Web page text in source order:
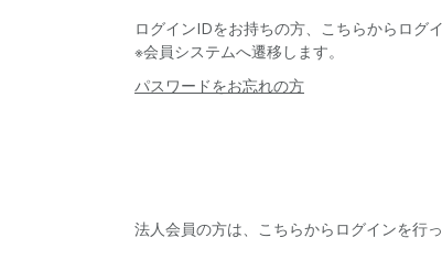
ログインIDをお持ちの方、こちらからログ
※会員システムへ遷移します。
パスワードをお忘れの方
法人会員の方は、こちらからログインを行っ